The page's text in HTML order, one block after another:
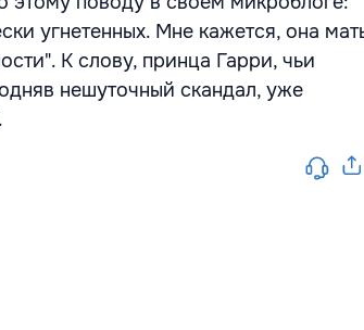
угнетенных. Мне кажется, она
К слову, принца Гарри, чьи
нешуточный скандал, уже